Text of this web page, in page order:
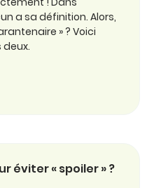
a sa définition. Alors,
» ? Voici
éviter « spoiler » ?